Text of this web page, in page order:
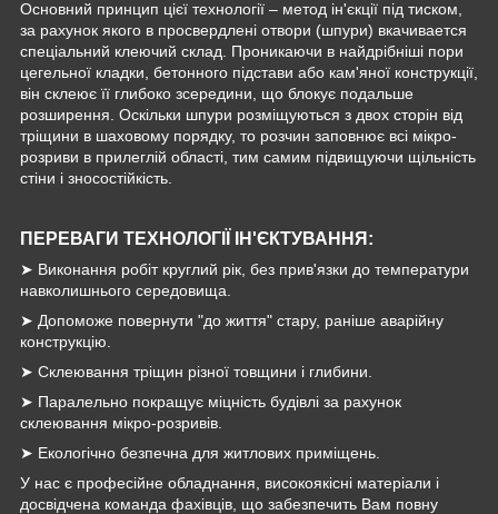
Основний принцип цієї технології – метод ін'єкції під тиском,
за рахунок якого в просвердлені отвори (шпури) вкачивается
спеціальний клеючий склад. Проникаючи в найдрібніші пори
цегельної кладки, бетонного підстави або кам'яної конструкції,
він склеює її глибоко зсередини, що блокує подальше
розширення. Оскільки шпури розміщуються з двох сторін від
тріщини в шаховому порядку, то розчин заповнює всі мікро-
розриви в прилеглій області, тим самим підвищуючи щільність
стіни і зносостійкість.
ПЕРЕВАГИ ТЕХНОЛОГІЇ ІН'ЄКТУВАННЯ:
➤ Виконання робіт круглий рік, без прив'язки до температури
навколишнього середовища.
➤ Допоможе повернути "до життя" стару, раніше аварійну
конструкцію.
➤ Склеювання тріщин різної товщини і глибини.
➤ Паралельно покращує міцність будівлі за рахунок
склеювання мікро-розривів.
➤ Екологічно безпечна для житлових приміщень.
У нас є професійне обладнання, високоякісні матеріали і
досвідчена команда фахівців, що забезпечить Вам повну